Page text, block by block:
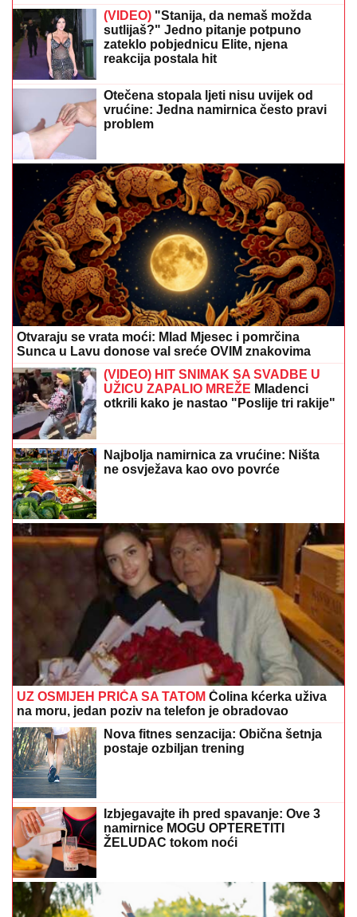
(VIDEO) "Stanija, da nemaš možda
sutlijaš?" Jedno pitanje potpuno
zateklo pobjednicu Elite, njena
reakcija postala hit
Otečena stopala ljeti nisu uvijek od
vrućine: Jedna namirnica često pravi
problem
Otvaraju se vrata moći: Mlad Mjesec i pomrčina
Sunca u Lavu donose val sreće OVIM znakovima
(VIDEO) HIT SNIMAK SA SVADBE U
UŽICU ZAPALIO MREŽE Mladenci
otkrili kako je nastao "Poslije tri rakije"
Najbolja namirnica za vrućine: Ništa
ne osvježava kao ovo povrće
UZ OSMIJEH PRIČA SA TATOM Čolina kćerka uživa
na moru, jedan poziv na telefon je obradovao
Nova fitnes senzacija: Obična šetnja
postaje ozbiljan trening
Izbjegavajte ih pred spavanje: Ove 3
namirnice MOGU OPTERETITI
ŽELUDAC tokom noći